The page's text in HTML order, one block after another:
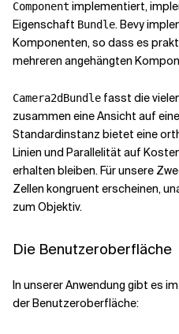
Component implementiert,
Eigenschaft Bundle. Bevy
Komponenten, so dass es
mehreren angehängten
Camera2dBundle fasst die
zusammen eine Ansicht auf
Standardinstanz bietet eine
Linien und Parallelität auf
erhalten bleiben. Für unsere
Zellen kongruent erscheinen,
zum Objektiv.
Die Benutzeroberfläche
In unserer Anwendung gibt es
der Benutzeroberfläche: